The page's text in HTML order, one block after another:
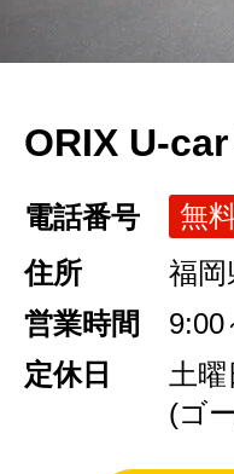
ORIX U-
電話番号 無
住所
福岡
営業時間
9:00
定休日
土
(ゴ